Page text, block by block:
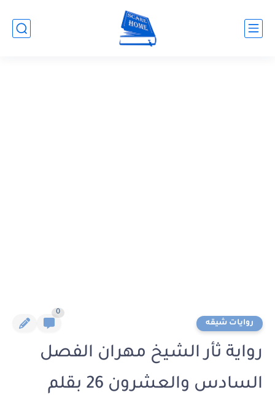
روايات شيقه
0
رواية ثأر الشيخ مهران الفصل
السادس والعشرون 26 بقلم